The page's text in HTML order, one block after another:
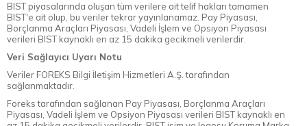
BIST piyasalarında oluşan tüm verilere ait telif hakları tamamen
BIST'e ait olup, bu veriler tekrar yayınlanamaz. Pay Piyasası,
Borçlanma Araçları Piyasası, Vadeli İşlem ve Opsiyon Piyasası
verileri BIST kaynaklı en az 15 dakika gecikmeli verilerdir.
Veri Sağlayıcı Uyarı Notu
Veriler FOREKS Bilgi İletişim Hizmetleri A.Ş. tarafından
sağlanmaktadır.
Foreks tarafından sağlanan Pay Piyasası, Borçlanma Araçları
Piyasası, Vadeli İşlem ve Opsiyon Piyasası verileri BIST kaynaklı en